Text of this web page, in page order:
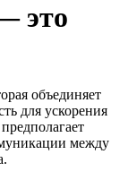
это
объединяет
для ускорения
между